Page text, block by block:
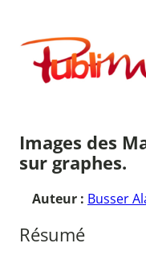
contenu
Publimath
Images des
sur graphes.
Auteur : Busser
Résumé